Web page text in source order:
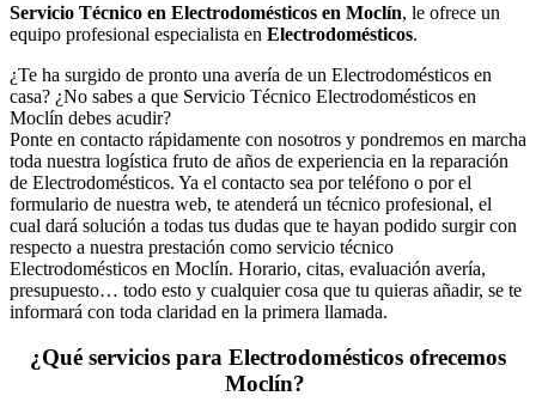
Servicio Técnico en Electrodomésticos en Moclín, le ofrece un
equipo profesional especialista en Electrodomésticos.
¿Te ha surgido de pronto una avería de un Electrodomésticos en
casa? ¿No sabes a que Servicio Técnico Electrodomésticos en
Moclín debes acudir?
Ponte en contacto rápidamente con nosotros y pondremos en marcha
toda nuestra logística fruto de años de experiencia en la reparación
de Electrodomésticos. Ya el contacto sea por teléfono o por el
formulario de nuestra web, te atenderá un técnico profesional, el
cual dará solución a todas tus dudas que te hayan podido surgir con
respecto a nuestra prestación como servicio técnico
Electrodomésticos en Moclín. Horario, citas, evaluación avería,
presupuesto… todo esto y cualquier cosa que tu quieras añadir, se te
informará con toda claridad en la primera llamada.
¿Qué servicios para Electrodomésticos ofrecemos
Moclín?